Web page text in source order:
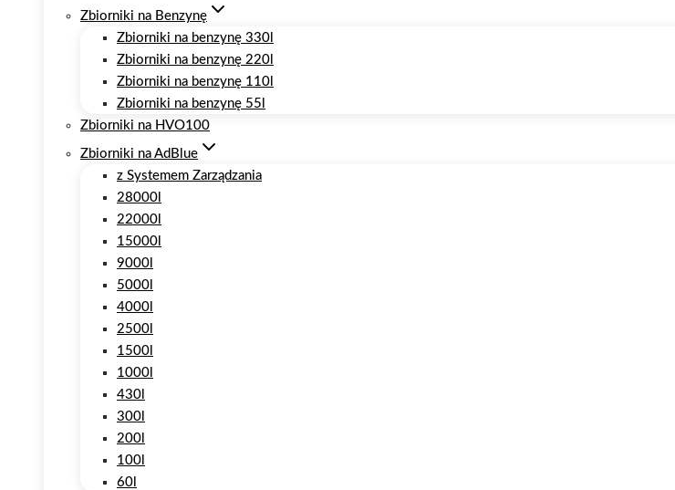
Zbiorniki na Benzynę
Zbiorniki na benzynę 330l
Zbiorniki na benzynę 220l
Zbiorniki na benzynę 110l
Zbiorniki na benzynę 55l
Zbiorniki na HVO100
Zbiorniki na AdBlue
z Systemem Zarządzania
28000l
22000l
15000l
9000l
5000l
4000l
2500l
1500l
1000l
430l
300l
200l
100l
60l